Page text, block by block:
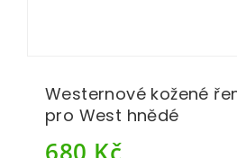
Westernové kožené
pro West hnědé